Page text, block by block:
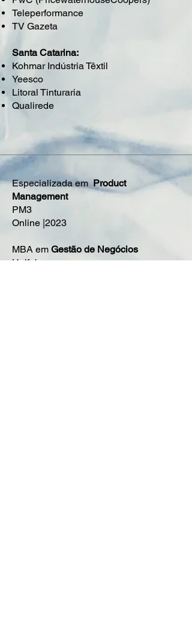
Teleperformance
TV Gazeta
Santa Catarina:
Kohmar Indústria Têxtil
Yeesco
Litoral Tinturaria
Qualirede
Especializada emProduct
Management
PM3
Online |2023
MBA em Gestão de Negócios
Unifebe